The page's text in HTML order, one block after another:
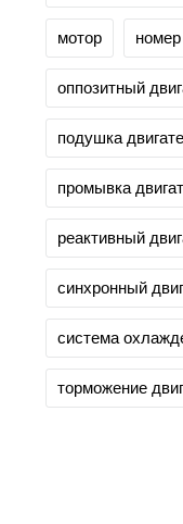
мотор
оппозитный
подушка
промывка
реактивный
синхронный
система
торможение